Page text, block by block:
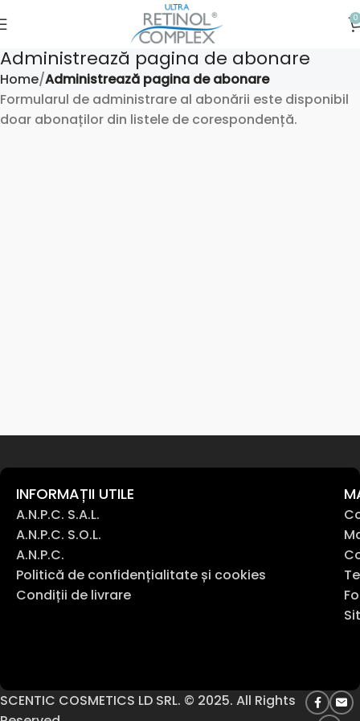
0
Administrează pagina de abonare
Home Administrează pagina de abonare
Formularul de administrare al abonării este disponibil
doar abonaților din listele de corespondență.
INFORMAȚII UTILE
A.N.P.C. S.A.L.
A.N.P.C. S.O.L.
A.N.P.C.
Politică de confidențialitate și cookies
Condiții de livrare
SCENTIC COSMETICS LD SRL. © 2025. All Rights